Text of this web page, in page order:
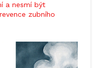
a nesmí být
zubního